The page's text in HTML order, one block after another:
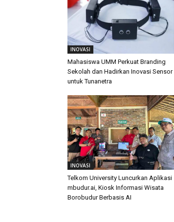
INOVASI
Mahasiswa UMM Perkuat Branding
Sekolah dan Hadirkan Inovasi Sensor
untuk Tunanetra
INOVASI
Telkom University Luncurkan Aplikasi
mbudur.ai, Kiosk Informasi Wisata
Borobudur Berbasis AI